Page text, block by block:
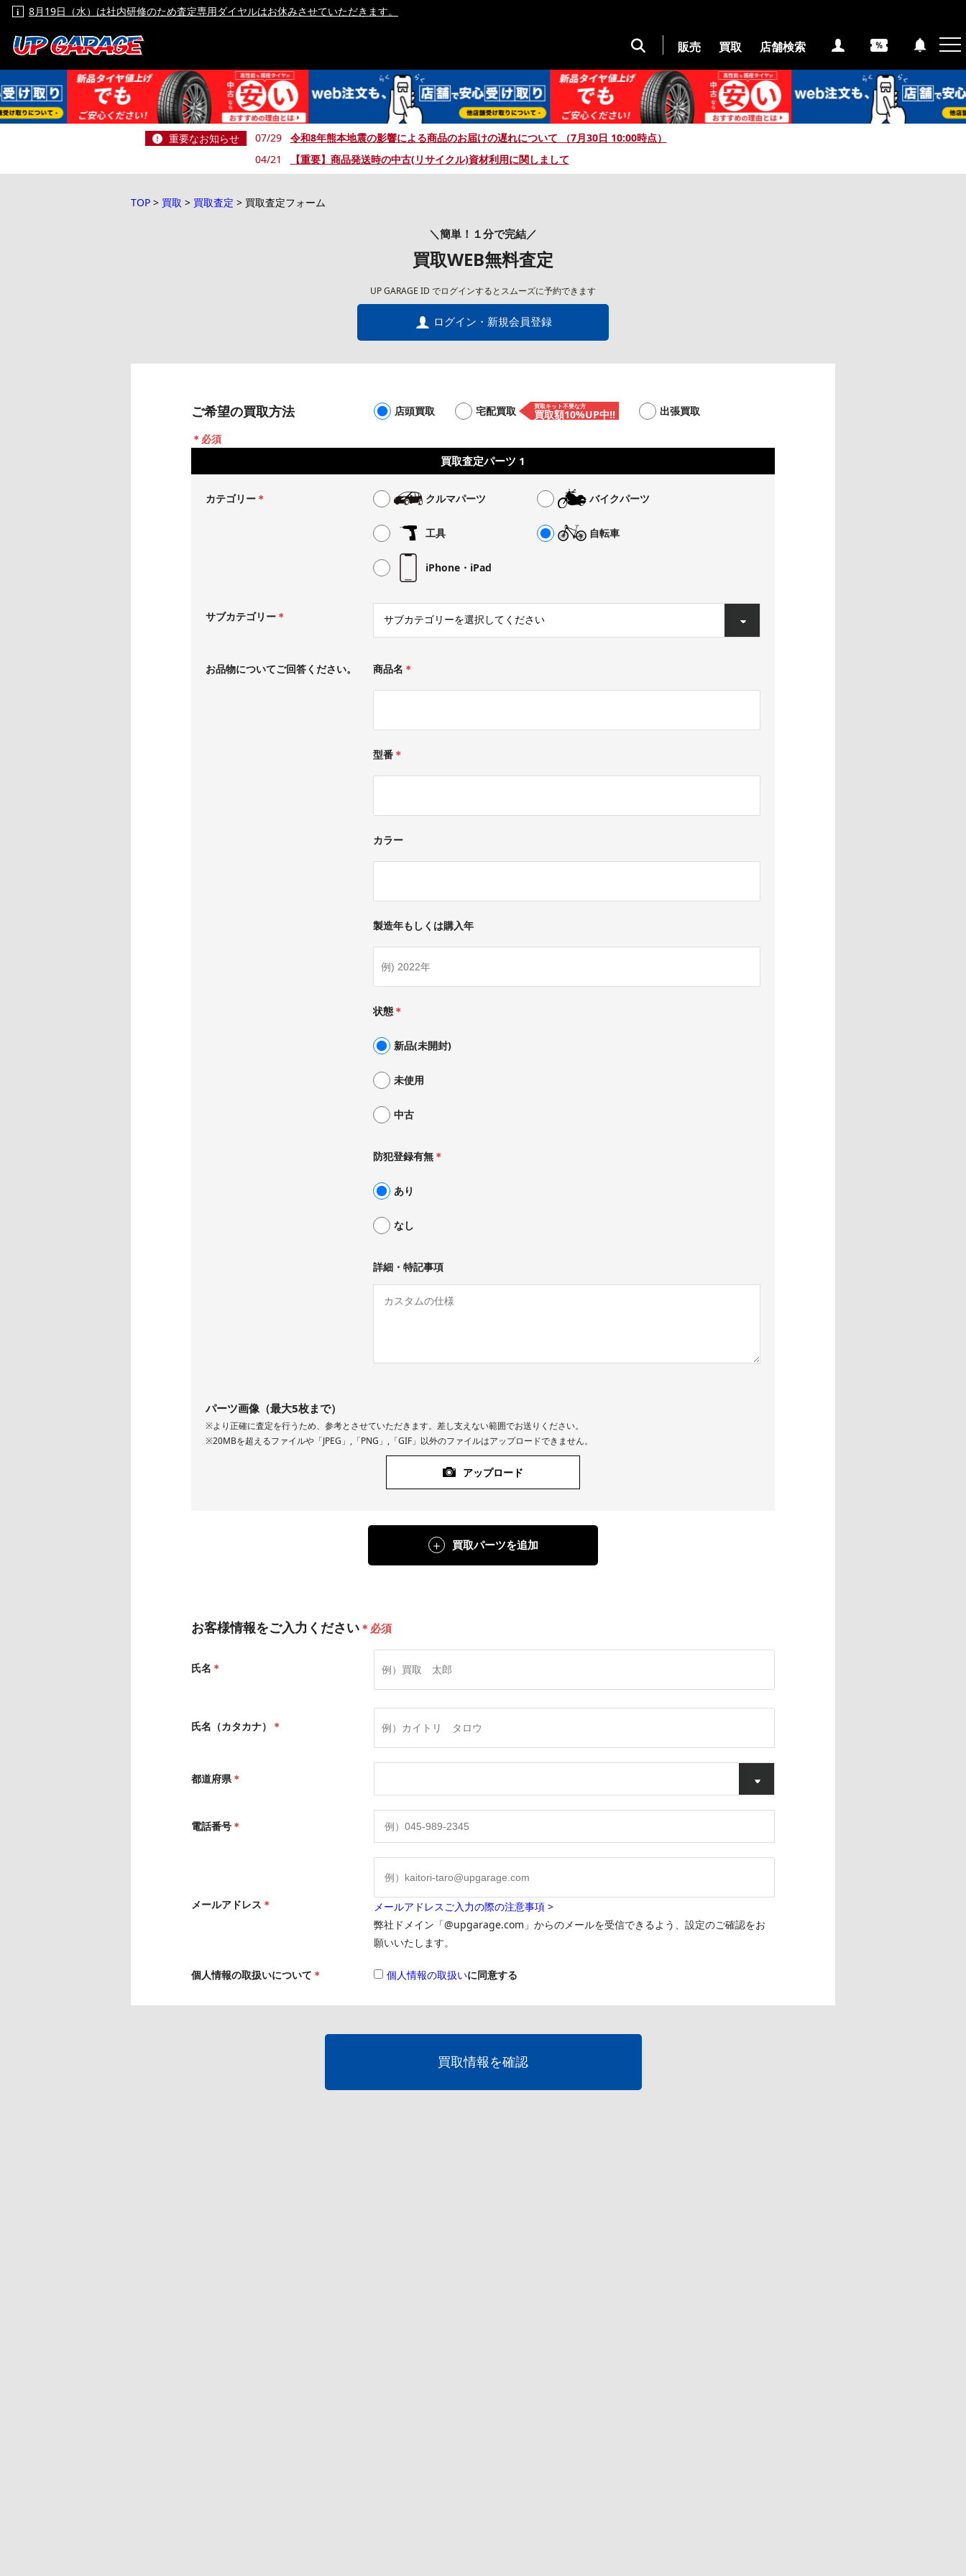
8月19日（水）は社内研修のため査定専用ダイヤルはお休みさせていただきます。
販売 買取 店舗検索
重要なお知らせ 07/29
令和8年熊本地震の影響による商品のお届けの遅れについて （7月30日 10:00時点）
04/21
【重要】商品発送時の中古(リサイクル)資材利用に関しまして
TOP > 買取 > 買取査定 > 買取査定フォーム
＼簡単！１分で完結／
買取WEB無料査定
UP GARAGE ID でログインするとスムーズに予約できます
ログイン・新規会員登録
ご希望の買取方法 店頭買取 宅配買取 買取キット不要な方
買取額10%UP中!! 出張買取
＊必須
買取査定パーツ 1
カテゴリー ＊ クルマパーツ バイクパーツ
工具 自転車
iPhone・iPad
サブカテゴリー ＊
お品物についてご回答ください。 商品名 ＊
型番 ＊
カラー
製造年もしくは購入年
状態 ＊
新品(未開封)
未使用
中古
防犯登録有無 ＊
あり
なし
詳細・特記事項
パーツ画像（最大5枚まで）
※より正確に査定を行うため、参考とさせていただきます。差し支えない範囲でお送りください。
※20MBを超えるファイルや「JPEG」,「PNG」,「GIF」以外のファイルはアップロードできません。
アップロード
買取パーツを追加
お客様情報をご入力ください ＊必須
氏名 ＊
氏名（カタカナ） ＊
都道府県＊
電話番号 ＊
メールアドレス ＊
メールアドレスご入力の際の注意事項 >
弊社ドメイン「@upgarage.com」からのメールを受信できるよう、設定のご確認をお
願いいたします。
個人情報の取扱いについて ＊ 個人情報の取扱いに同意する